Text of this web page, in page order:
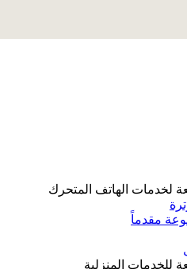
الهاتف المتحرك
المنزلية